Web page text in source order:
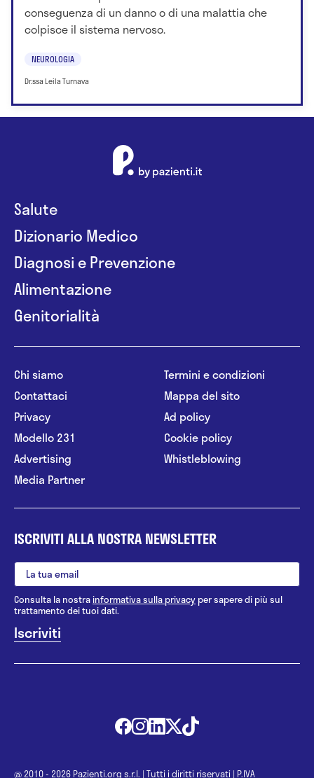
conseguenza di un danno o di una malattia che
colpisce il sistema nervoso.
NEUROLOGIA
Dr.ssa Leila Turnava
Salute
Dizionario Medico
Diagnosi e Prevenzione
Alimentazione
Genitorialità
Chi siamo
Contattaci
Privacy
Modello 231
Advertising
Media Partner
Termini e condizioni
Mappa del sito
Ad policy
Cookie policy
Whistleblowing
ISCRIVITI ALLA NOSTRA NEWSLETTER
Consulta la nostrainformativa sulla privacy per sapere di più sul
trattamento dei tuoi dati.
@ 2010 - 2026 Pazienti.org s.r.l. | Tutti i diritti riservati | P.IVA